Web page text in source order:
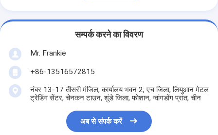
सम्पर्क करने का विवरण
Mr. Frankie
+86-13516572815
नंबर 13-17 तीसरी मंजिल, कार्यालय भवन 2, एच जिला, लियुआन मेटल
ट्रेडिंग सेंटर, चेनकन टाउन, शुंडे जिला, फोशान, ग्वांगडोंग प्रांत, चीन
अब से संपर्क करें